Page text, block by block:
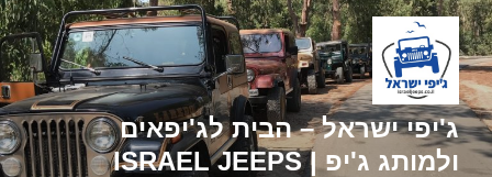
דילוג
לתוכן
ג'יפי ישראל – הבית לג'יפאים
ולמותג ג'יפ | ISRAEL JEEPS